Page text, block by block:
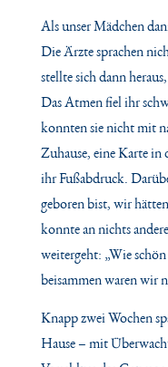
Als unser Mädchen
Die Ärzte sprachen
stellte sich dann
Das Atmen fiel ihr
konnten sie nicht mit
Zuhause, eine Karte
ihr Fußabdruck.
geboren bist, wir
konnte an nichts
weitergeht: „Wie
beisammen waren wir
Knapp zwei Wochen
Hause – mit